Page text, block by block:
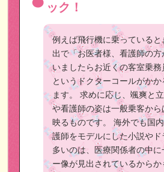
ック！
例えば飛行機に乗っている
出で「お医者様、看護師の
いましたらお近くの客室乗
というドクターコールがか
ます。
求めに応じ、颯爽と
や看護師の姿は一般乗客から
映るものです。
海外でも国
護師をモデルにした小説やド
多いのは、医療関係者の中
ー像が見出されているからか